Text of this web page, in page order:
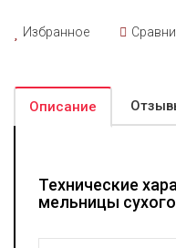
Избранное
Описание
Технические
мельницы